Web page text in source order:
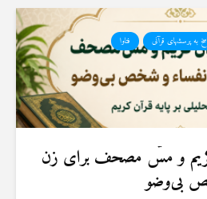
به پرسشهای قرآنی
فتاوا
و مسّ مصحف برای زن
بی‌وضو